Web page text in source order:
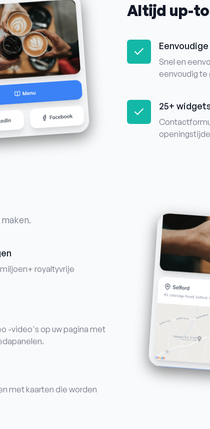
Altijd up-
Snel en
eenvoudig
25+
royaltyvrije
-video's op uw pagina met
met kaarten die worden